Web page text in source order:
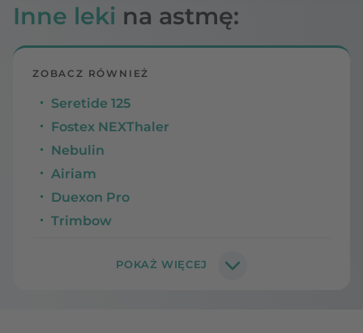
Inne leki na astmę:
ZOBACZ RÓWNIEŻ
Seretide 125
Fostex NEXThaler
Nebulin
Airiam
Duexon Pro
Trimbow